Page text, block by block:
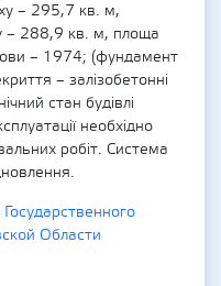
– 295,7 кв. м,
– 288,9 кв. м, площа
– 1974; (фундамент
– залізобетонні
стан будівлі
необхідно
робіт. Система
Области